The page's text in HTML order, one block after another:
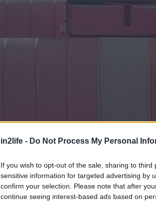
in2life - Do Not Process My Personal
If you wish to opt-out of the sale, sharing to
sensitive information for targeted advertising by
confirm your selection. Please note that after
continue seeing interest-based ads based on